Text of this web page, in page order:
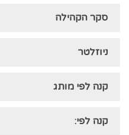
סקר הקהילה
ניוזלטר
קנה לפי מותג
קנה לפי: